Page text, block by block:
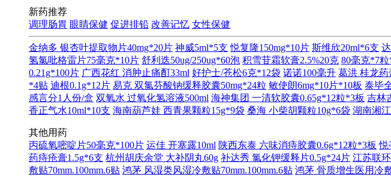
新药推荐
调理肠胃 眼睛保健 促进排铅 改善记忆 女性保健
金纳多 银杏叶提取物片40mg*20片 神威5ml*5支 悦复隆150mg*10片 斯维欣20ml*6支
氢氯吡格雷片75毫克*10片 舒利迭50ug/250ug*60泡 积雪苷霜软膏2.5%20克 80毫克*7粒
0.21g*100片 广西花红 消肿止痛酊33ml 好护士/苍松6克*12袋 诺诺100毫升 葛洪 桂龙药
*4贴 迪根0.1g*12片 易克 双氯芬酸钠缓释胶囊50mg*24粒 敏使朗6mg*10片*10板 泰毕
感言分1人份/盒 双氧水 过氧化氢溶液500ml 海神集团 一清软胶囊0.65g*12粒*3板 吉林
香正气水10ml*10支 海南葫芦娃 西青果颗粒15g*9袋 桑海 小柴胡颗粒10g*6袋 湖南湘
其他用药
丙硫氧嘧啶片50毫克*100片 运佳 开塞露10ml 陕西东泰 六味消痔胶囊0.6g*12粒*3板 悦
药痔疮膏1.5g*6支 杭州胡庆余堂 大补阴丸60g 补达秀 氯化钾缓释片0.5g*24片 江苏联
敷贴70mm.100mm.6贴 鸿茅 风湿类风湿冷敷贴70mm.100mm.6贴 鸿茅 骨质增生医用冷